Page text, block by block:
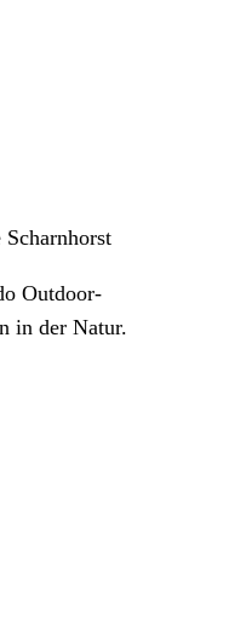
Outdoor-
in der Natur.